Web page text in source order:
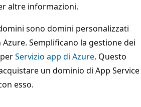
altre informazioni.
sono domini personalizzati
Semplificano la gestione dei
Servizio app di Azure. Questo
un dominio di App Service
esso.